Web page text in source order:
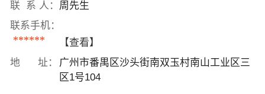
联 系 人： 周先生
联系手机：
******
【查看】
地 址：
广州市番禺区沙头街南双玉村南山工业区三
区1号104